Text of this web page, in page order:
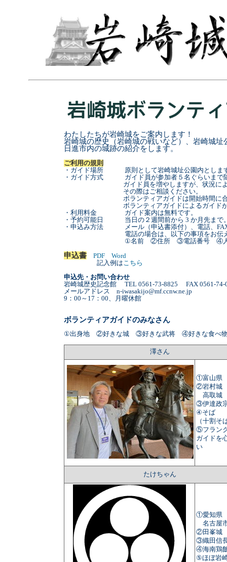
わたしたちが岩崎城をご案内します！
岩崎城の歴史（岩崎城の戦いなど）、岩崎城址
日進市内の城跡の紹介をします。
ご利用の規則
・ガイド場所 原則として岩崎城址公園内としま
・ガイド方式 ガイド員が参加者５名ぐらいまで随
ガイド員を増やしますが、状況により十
その際はご相談ください。
ボランティアガイドは開始時間に合わせて
ボランティアガイドによるガイドができ
・利用料金 ガイド案内は無料です。
・予約可能日 当日の２週間前から 3 か月先まで。
・申込み方法 メール（申込書添付）、電話、FAX
電話の場合は、以下の事項をお伝え
①名前 ②住所 ③電話番号 ④人数
申込書 PDF
Word
記入例はこちら
申込先・お問い合わせ
岩崎城歴史記念館 TEL 0561-73-8825 FAX 0561-74-
メールアドレス n-iwasakijo@mf.ccnw.ne.jp
9：00～17：00、月曜休館
ボランティアガイドのみなさん
①出身地 ②好きな城 ③好きな武将 ④好きな食べ
澤さん
①富山県
②岩村城
高取城
③伊達政
④そば
（十割そ
⑤フラン
ガイドを
い
たけちゃん
①愛知県
名古屋
②田峯城
③織田信
④海南鶏
⑤ほぼ岩